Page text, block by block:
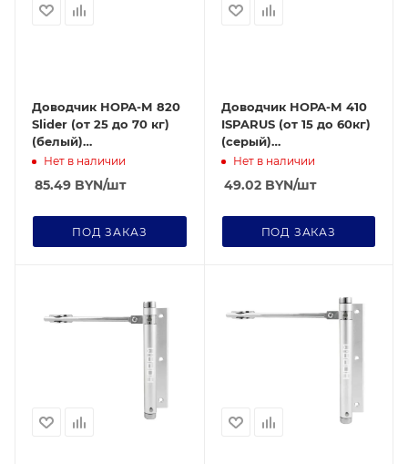
Доводчик НОРА-М 820
Slider (от 25 до 70 кг)
(белый)
морозостойкий со
скользящей тягой
Нет в наличии
85.49 BYN/шт
ПОД ЗАКАЗ
Доводчик НОРА-М 410
ISPARUS (от 15 до 60кг)
(серый)
морозостойкий
Нет в наличии
49.02BYN/шт
ПОД ЗАКАЗ